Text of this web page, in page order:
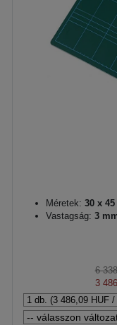
Méretek: 30 x
Vastagság: 3
6
3